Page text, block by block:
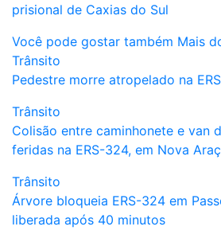
prisional de Caxias do Sul
Você pode gostar também Mais
Trânsito
Pedestre morre atropelado na
Trânsito
Colisão entre caminhonete e van
feridas na ERS-324, em Nova
Trânsito
Árvore bloqueia ERS-324 em
liberada após 40 minutos